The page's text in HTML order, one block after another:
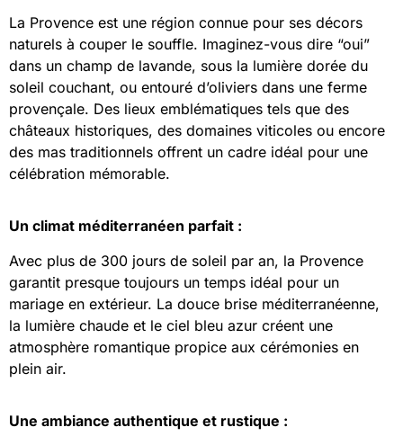
La Provence est une région connue pour ses décors
naturels à couper le souffle. Imaginez-vous dire “oui”
dans un champ de lavande, sous la lumière dorée du
soleil couchant, ou entouré d’oliviers dans une ferme
provençale. Des lieux emblématiques tels que des
châteaux historiques, des domaines viticoles ou encore
des mas traditionnels offrent un cadre idéal pour une
célébration mémorable.
Un climat méditerranéen parfait :
Avec plus de 300 jours de soleil par an, la Provence
garantit presque toujours un temps idéal pour un
mariage en extérieur. La douce brise méditerranéenne,
la lumière chaude et le ciel bleu azur créent une
atmosphère romantique propice aux cérémonies en
plein air.
Une ambiance authentique et rustique :